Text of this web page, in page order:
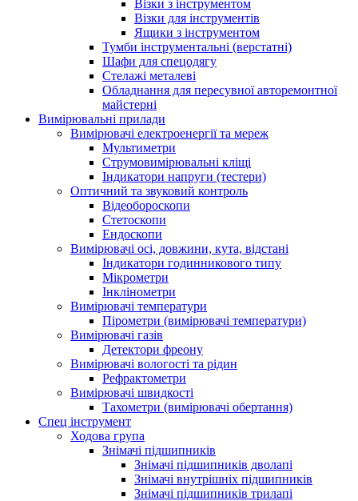
Візки з інструментом
Візки для інструментів
Ящики з інструментом
Тумби інструментальні (верстатні)
Шафи для спецодягу
Стелажі металеві
Обладнання для пересувної авторемонтної
майстерні
Вимірювальні прилади
Вимірювачі електроенергії та мереж
Мультиметри
Струмовимірювальні кліщі
Індикатори напруги (тестери)
Оптичний та звуковий контроль
Відеобороскопи
Стетоскопи
Ендоскопи
Вимірювачі осі, довжини, кута, відстані
Індикатори годинникового типу
Мікрометри
Інклінометри
Вимірювачі температури
Пірометри (вимірювачі температури)
Вимірювачі газів
Детектори фреону
Вимірювачі вологості та рідин
Рефрактометри
Вимірювачі швидкості
Тахометри (вимірювачі обертання)
Спец інструмент
Ходова група
Знімачі підшипників
Знімачі підшипників дволапі
Знімачі внутрішніх підшипників
Знімачі підшипників трилапі